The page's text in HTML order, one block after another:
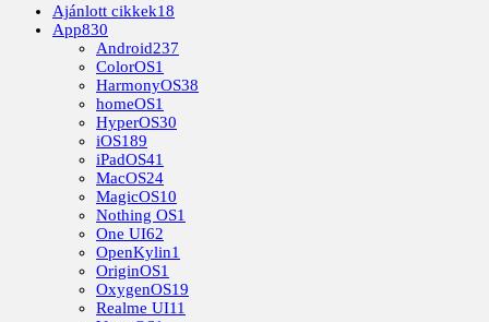
Ajánlott cikkek18
App830
Android237
ColorOS1
HarmonyOS38
homeOS1
HyperOS30
iOS189
iPadOS41
MacOS24
MagicOS10
Nothing OS1
One UI62
OpenKylin1
OriginOS1
OxygenOS19
Realme UI11